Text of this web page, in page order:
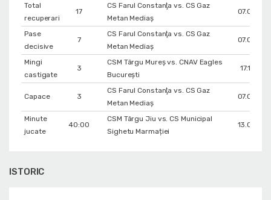
Total
recuperari
17
CS Farul Constanţa vs. CS Gaz
Metan Mediaș
Pase
decisive
7
CS Farul Constanţa vs. CS Gaz
Metan Mediaș
Mingi
castigate
3
CSM Târgu Mureș vs. CNAV Eagles
București
17.11.2018
Capace 3
CS Farul Constanţa vs. CS Gaz
Metan Mediaș
Minute
jucate
40:00
CSM Târgu Jiu vs. CS Municipal
Sighetu Marmației
ISTORIC